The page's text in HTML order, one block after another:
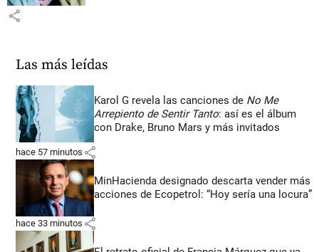
share
Las más leídas
Karol G revela las canciones de No Me
Arrepiento de Sentir Tanto: así es el álbum
con Drake, Bruno Mars y más invitados
hace 57 minutos share
MinHacienda designado descarta vender más
acciones de Ecopetrol: “Hoy sería una locura”
hace 33 minutos share